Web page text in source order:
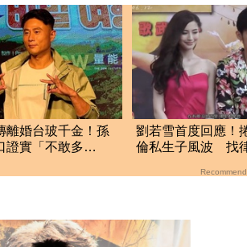
離婚台玻千金！孫
證實「不敢多
劉若雪首度回應！
倫私生子風波 找